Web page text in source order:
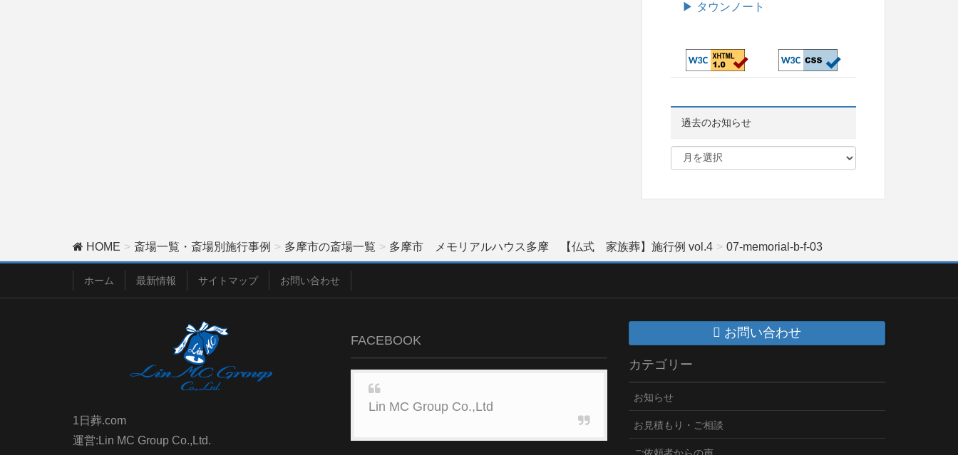
▶ タウンノート
過去のお知らせ
HOME 斎場一覧・斎場別施行事例 多摩市の斎場一覧 多摩市 メモリアルハウス多摩 【仏式 家族葬】施行例 vol.4 07-memorial-b-f-03
ホーム 最新情報 サイトマップ お問い合わせ
1日葬.com
運営:Lin MC Group Co.,Ltd.
FACEBOOK
Lin MC Group Co.,Ltd
お問い合わせ
カテゴリー
お知らせ
お見積もり・ご相談